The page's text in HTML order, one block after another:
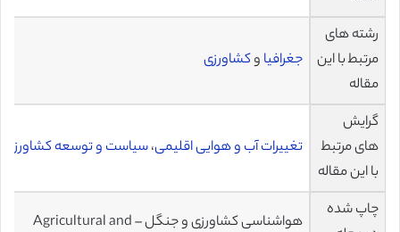
رشته های
مرتبط با این
مقاله
جغرافیا وکشاورزی
گرایش
های مرتبط
با این مقاله
تغییرات آب و هوایی اقلیمی،سیاست و توسعه کشاورزی
چاپ شده
هواشناسی کشاورزی و جنگل – Agricultural and